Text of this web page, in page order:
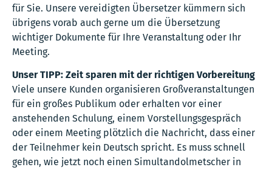
für Sie. Unsere vereidigten Übersetzer kümmern sich
übrigens vorab auch gerne um die Übersetzung
wichtiger Dokumente für Ihre Veranstaltung oder Ihr
Meeting.
Unser TIPP: Zeit sparen mit der richtigen Vorbereitung
Viele unsere Kunden organisieren Großveranstaltungen
für ein großes Publikum oder erhalten vor einer
anstehenden Schulung, einem Vorstellungsgespräch
oder einem Meeting plötzlich die Nachricht, dass einer
der Teilnehmer kein Deutsch spricht. Es muss schnell
gehen, wie jetzt noch einen Simultandolmetscher in